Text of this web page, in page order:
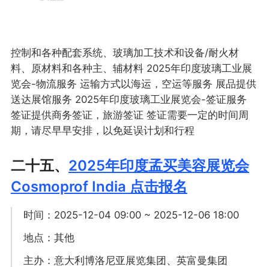
控制和各种配套系统、玻璃加工技术和设备/耐火材
料、原材料和各种主、辅材料 2025年印度玻璃工业展
览会-物流服务 运输方式以海运，空运等服务 展品提供
送达展馆服务 2025年印度玻璃工业展览会-签证服务
签证提供商务签证，旅游签证 签证需要一定的时间周
期，请尽早早安排，以免延误计划和行程
二十五、 2025年印度孟买美容展览会
Cosmoprof India 点击报名
时间：2025-12-04 09:00 ~ 2025-12-06 18:00
地点：其他
主办：意大利博洛尼亚展览集团、英富曼集团